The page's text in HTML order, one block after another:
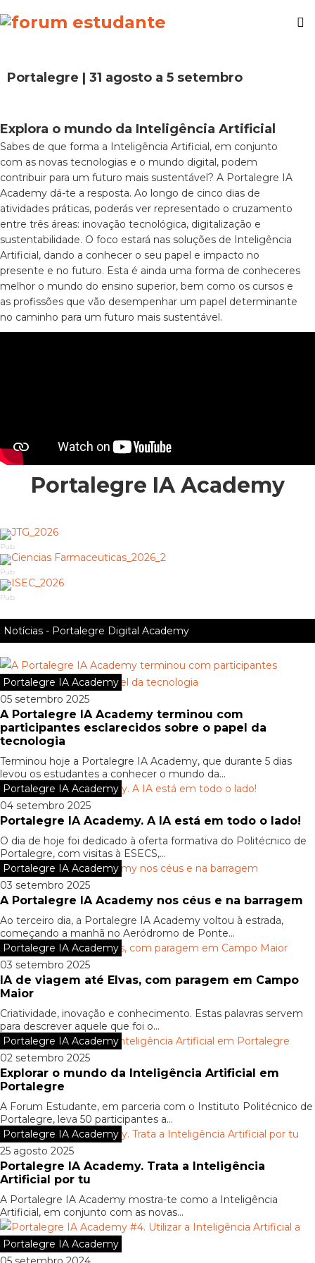
Portalegre | 31 agosto a 5 setembro
Explora o mundo da Inteligência Artificial
Sabes de que forma a Inteligência Artificial, em conjunto
com as novas tecnologias e o mundo digital, podem
contribuir para um futuro mais sustentável? A Portalegre IA
Academy dá-te a resposta. Ao longo de cinco dias de
atividades práticas, poderás ver representado o cruzamento
entre três áreas: inovação tecnológica, digitalização e
sustentabilidade. O foco estará nas soluções de Inteligência
Artificial, dando a conhecer o seu papel e impacto no
presente e no futuro. Esta é ainda uma forma de conheceres
melhor o mundo do ensino superior, bem como os cursos e
as profissões que vão desempenhar um papel determinante
no caminho para um futuro mais sustentável.
Portalegre IA Academy
Pub
Pub
Pub
Notícias - Portalegre Digital Academy
Portalegre IA Academy
05 setembro 2025
A Portalegre IA Academy terminou com
participantes esclarecidos sobre o papel da
tecnologia
Terminou hoje a Portalegre IA Academy, que durante 5 dias
levou os estudantes a conhecer o mundo da...
Portalegre IA Academy
04 setembro 2025
Portalegre IA Academy. A IA está em todo o lado!
O dia de hoje foi dedicado à oferta formativa do Politécnico de
Portalegre, com visitas à ESECS,...
Portalegre IA Academy
03 setembro 2025
A Portalegre IA Academy nos céus e na barragem
Ao terceiro dia, a Portalegre IA Academy voltou à estrada,
começando a manhã no Aeródromo de Ponte...
Portalegre IA Academy
03 setembro 2025
IA de viagem até Elvas, com paragem em Campo
Maior
Criatividade, inovação e conhecimento. Estas palavras servem
para descrever aquele que foi o...
Portalegre IA Academy
02 setembro 2025
Explorar o mundo da Inteligência Artificial em
Portalegre
A Forum Estudante, em parceria com o Instituto Politécnico de
Portalegre, leva 50 participantes a...
Portalegre IA Academy
25 agosto 2025
Portalegre IA Academy. Trata a Inteligência
Artificial por tu
A Portalegre IA Academy mostra-te como a Inteligência
Artificial, em conjunto com as novas...
Portalegre IA Academy